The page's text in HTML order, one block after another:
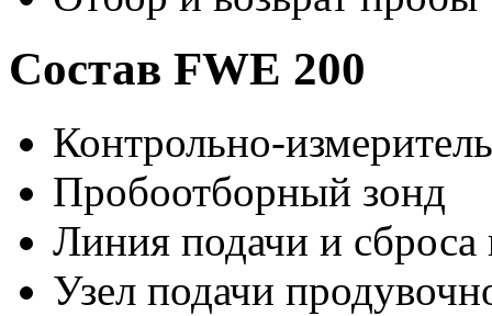
Состав FWE 200
Контрольно-
Пробоотборный зонд
Линия подачи и
Узел подачи